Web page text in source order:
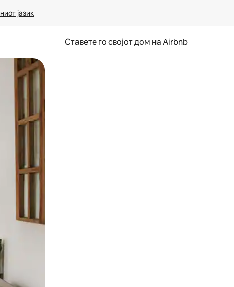
јазик
Ставете го својот дом на Airbnb
или со лизгање.